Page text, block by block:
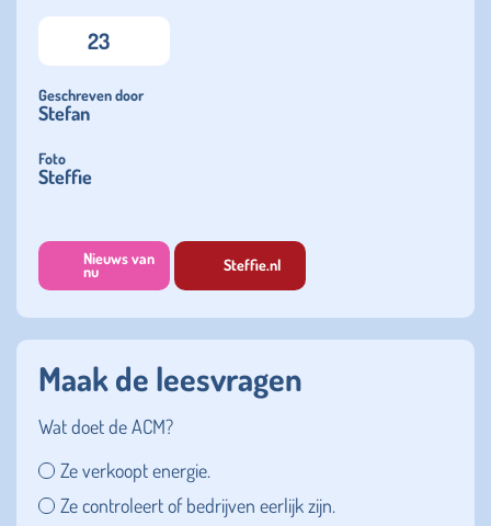
23
Geschreven door
Stefan
Foto
Steffie
Nieuws van
nu Steffie.nl
Maak de leesvragen
Wat doet de ACM?
Ze verkoopt energie.
Ze controleert of bedrijven eerlijk zijn.